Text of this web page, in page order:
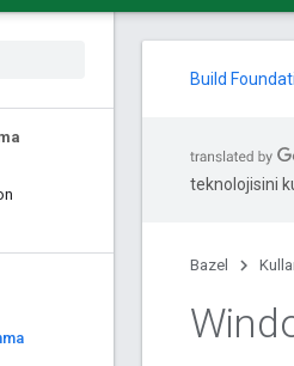
Build
teknolojisini
Bazel